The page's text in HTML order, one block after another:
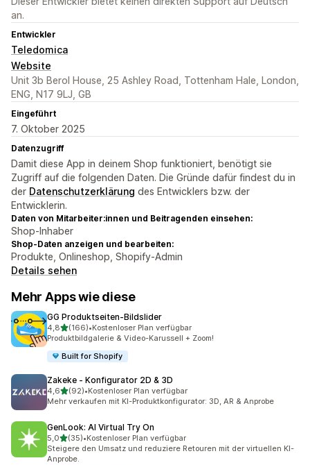
an.
Entwickler
Teledomica
Website
Unit 3b Berol House, 25 Ashley Road, Tottenham Hale, London,
ENG, N17 9LJ, GB
Eingeführt
7. Oktober 2025
Datenzugriff
Damit diese App in deinem Shop funktioniert, benötigt sie
Zugriff auf die folgenden Daten. Die Gründe dafür findest du in
der Datenschutzerklärung des Entwicklers bzw. der
Entwicklerin.
Daten von Mitarbeiter:innen und Beitragenden einsehen:
Shop-Inhaber
Shop-Daten anzeigen und bearbeiten:
Produkte, Onlineshop, Shopify-Admin
Details sehen
Mehr Apps wie diese
GG Produktseiten‑Bildslider
4,8von 5 Sternen
(166)
166 Rezensionen insgesamt
•Kostenloser Plan verfügbar
Produktbildgalerie & Video-Karussell + Zoom!
Built for Shopify
Zakeke ‑ Konfigurator 2D & 3D
4,6von 5 Sternen
(92)
92 Rezensionen insgesamt
•Kostenloser Plan verfügbar
Mehr verkaufen mit KI-Produktkonfigurator: 3D, AR & Anprobe
GenLook: AI Virtual Try On
5,0von 5 Sternen
(35)
35 Rezensionen insgesamt
•Kostenloser Plan verfügbar
Steigere den Umsatz und reduziere Retouren mit der virtuellen KI-
Anprobe.